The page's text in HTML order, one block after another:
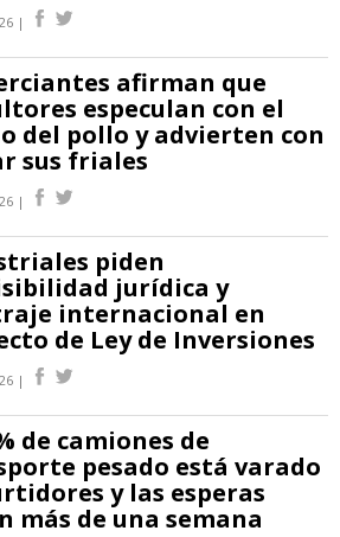
|
afirman que
especulan con el
del pollo y advierten con
sus friales
|
piden
jurídica y
internacional en
de Ley de Inversiones
|
de camiones de
pesado está varado
y las esperas
más de una semana